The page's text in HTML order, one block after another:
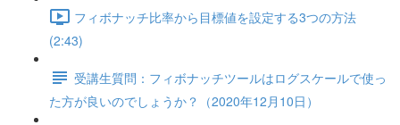
フィボナッチ比率から目標値を設定する3つの方法
(2:43)
受講生質問：フィボナッチツールはログスケールで使っ
た方が良いのでしょうか？（2020年12月10日）